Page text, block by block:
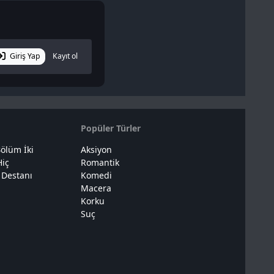
Giriş Yap Kayıt ol
İki
Popüler Türler
Aksiyon
Romantik
Komedi
Macera
Korku
Suç